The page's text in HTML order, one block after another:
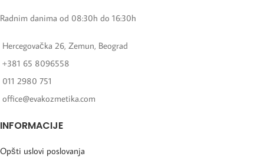
Radnim danima od 08:30h do 16:30h
Hercegovačka 26, Zemun, Beograd
+381 65 8096558
011 2980 751
office@evakozmetika.com
INFORMACIJE
Opšti uslovi poslovanja